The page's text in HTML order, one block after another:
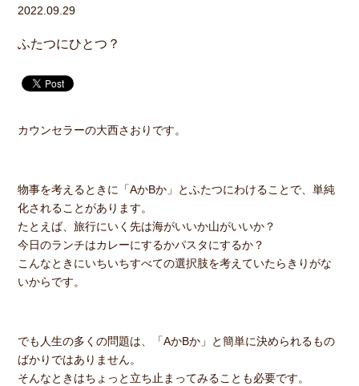
2022.09.29
ふたつにひとつ？
カウンセラーの大西さおりです。
物事を考えるときに「AかBか」とふたつにわけることで、単純
化されることがあります。
たとえば、旅行にいく先は海がいいか山がいいか？
今日のランチはカレーにするかパスタにするか？
こんなときにいちいちすべての選択肢を考えていたらきりがな
いからです。
でも人生の多くの問題は、「AかBか」と簡単に決められるもの
ばかりではありません。
そんなときはちょっと立ち止まってみることも必要です。